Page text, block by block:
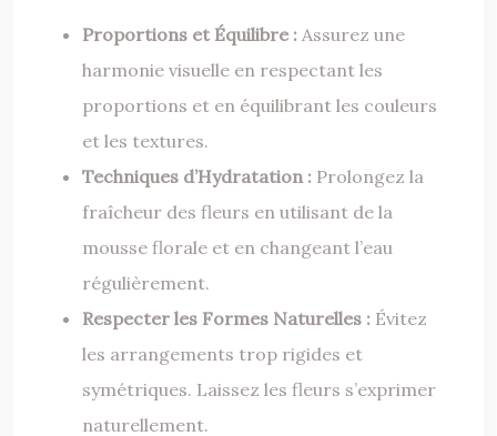
Proportions et Équilibre : Assurez une
harmonie visuelle en respectant les
proportions et en équilibrant les couleurs
et les textures.
Techniques d’Hydratation : Prolongez la
fraîcheur des fleurs en utilisant de la
mousse florale et en changeant l’eau
régulièrement.
Respecter les Formes Naturelles : Évitez
les arrangements trop rigides et
symétriques. Laissez les fleurs s’exprimer
naturellement.